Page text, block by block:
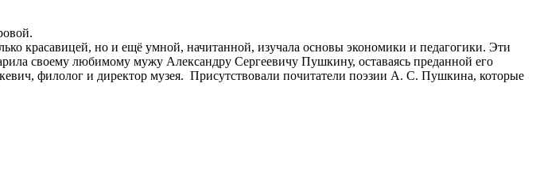
красавицей, но и ещё умной, начитанной, изучала основы экономики и педагогики. Эти
своему любимому мужу Александру Сергеевичу Пушкину, оставаясь преданной его
филолог и директор музея. Присутствовали почитатели поэзии А. С. Пушкина, которые